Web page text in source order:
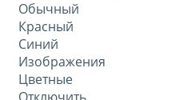
Обычный
Красный
Синий
Изображения
Цветные